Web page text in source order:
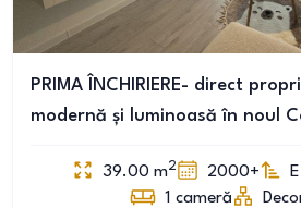
PRIMA ÎNCHIRIERE- direct
modernă și luminoasă în noul
39.00 m2 2000+
1 cameră